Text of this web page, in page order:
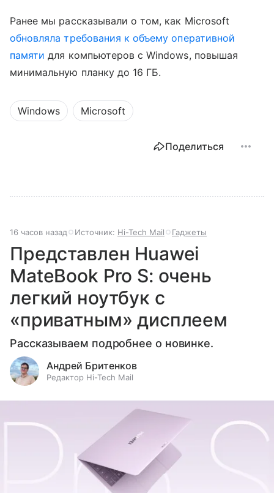
Ранее мы рассказывали о том, как Microsoft
обновляла требования к объему оперативной
памяти для компьютеров с Windows, повышая
минимальную планку до 16 ГБ.
Windows Microsoft
Поделиться
16 часов назад Источник: Hi-Tech Mail Гаджеты
Представлен Huawei
MateBook Pro S: очень
легкий ноутбук с
«приватным» дисплеем
Рассказываем подробнее о новинке.
Андрей Бритенков
Редактор Hi-Tech Mail